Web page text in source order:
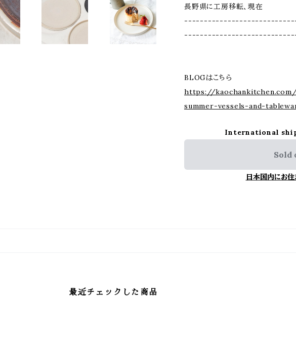
長野県に工房移転、現在
BLOGはこちら
https://
summer-vessels-and-
International
Sold
日本国内にお
最近チェックした商品